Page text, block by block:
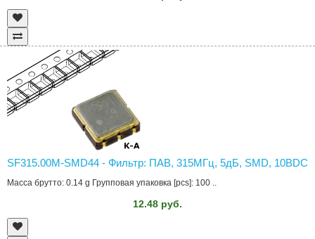
SF315.00M-SMD44 - Фильтр: ПАВ, 315МГц, 5дБ, SMD, 10ВDC
Масса брутто: 0.14 g Групповая упаковка [pcs]: 100 ..
12.48 руб.